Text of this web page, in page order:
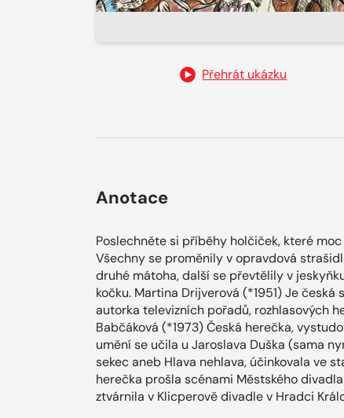
Přehrát ukázku
Anotace
Poslechněte si příběhy holčiček, které
Všechny se proměnily v opravdová
druhé mátoha, další se převtělily v
kočku. Martina Drijverová (*1951) Je
autorka televizních pořadů, rozhlasových
Babčáková (*1973) Česká herečka,
umění se učila u Jaroslava Duška (sama
sekec aneb Hlava nehlava, účinkovala ve
herečka prošla scénami Městského
ztvárnila v Klicperově divadle v Hradci